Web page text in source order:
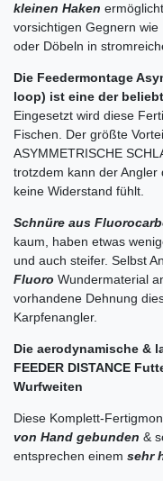
kleinen Haken
vorsichtigen Gegnern
oder Döbeln in
Die Feedermontage
loop) ist eine der
Eingesetzt wird diese
Fischen. Der größte
ASYMMETRISCHE
trotzdem kann der Angler
keine Widerstand fühlt.
Schnüre aus
kaum, haben etwas
und auch steifer. Selbst
Fluoro Wundermaterial
vorhandene Dehnung
Karpfenangler.
Die aerodynamische &
FEEDER DISTANCE
Wurfweiten
Diese Komplett-
von Hand gebunden &
entsprechen einem sehr